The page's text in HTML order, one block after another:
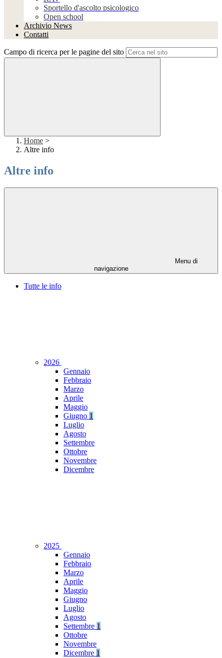
Sportello d'ascolto psicologico
Open school
Archivio News
Contatti
Campo di ricerca per le pagine del sito
Home >
Altre info
Altre info
Menu di
navigazione
Tutte le info
2026
Gennaio
Febbraio
Marzo
Aprile
Maggio
Giugno 1
Luglio
Agosto
Settembre
Ottobre
Novembre
Dicembre
2025
Gennaio
Febbraio
Marzo
Aprile
Maggio
Giugno
Luglio
Agosto
Settembre 1
Ottobre
Novembre
Dicembre 1